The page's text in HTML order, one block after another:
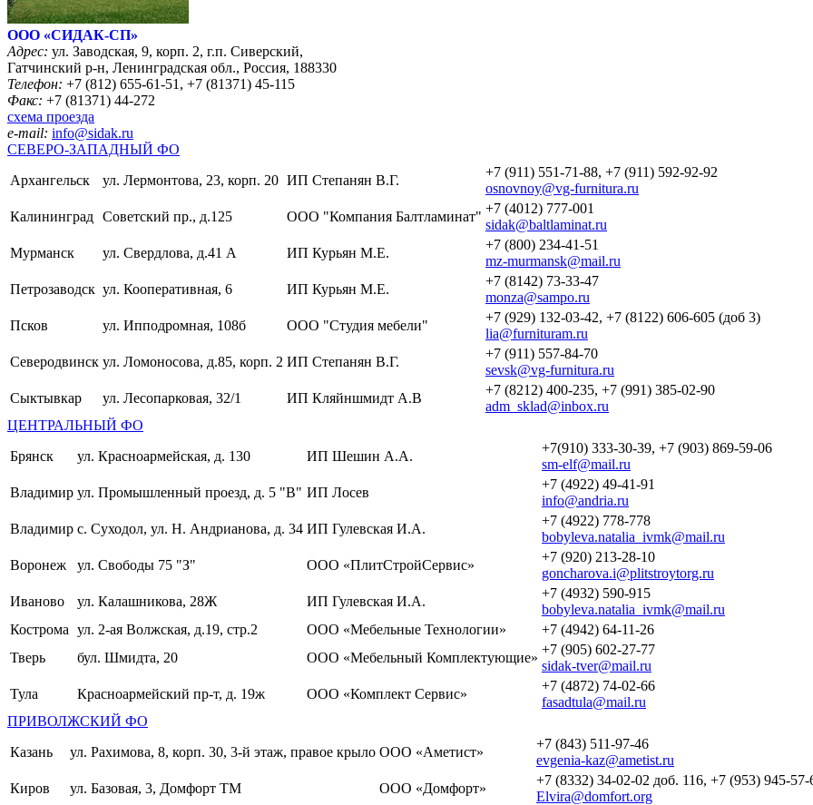
ООО «CИДАК-СП»
Адрес: ул. Заводская, 9, корп. 2, г.п. Сиверский,
Гатчинский р-н, Ленинградская обл., Россия, 188330
Телефон: +7 (812) 655-61-51, +7 (81371) 45-115
Факс: +7 (81371) 44-272
схема проезда
e-mail: info@sidak.ru
СЕВЕРО-ЗАПАДНЫЙ ФО
Архангельск
ул. Лермонтова, 23, корп. 20 ИП Степанян В.Г.
+7 (911) 551-71-88, +7 (911) 592-92-92
osnovnoy@vg-furnitura.ru
Калининград Советский пр., д.125 ООО "Компания Балтламинат"
+7 (4012) 777-001
sidak@baltlaminat.ru
Мурманск
ул. Свердлова, д.41 А ИП Курьян М.Е.
+7 (800) 234-41-51
mz-murmansk@mail.ru
Петрозаводск ул. Кооперативная, 6 ИП Курьян М.Е.
+7 (8142) 73-33-47
monza@sampo.ru
Псков
ул. Ипподромная, 108б ООО "Студия мебели"
+7 (929) 132-03-42, +7 (8122) 606-605 (доб 3)
lia@furnituram.ru
Северодвинск ул. Ломоносова, д.85, корп. 2 ИП Степанян В.Г.
+7 (911) 557-84-70
sevsk@vg-furnitura.ru
Сыктывкар
ул. Лесопарковая, 32/1 ИП Кляйншмидт А.В
+7 (8212) 400-235, +7 (991) 385-02-90
adm_sklad@inbox.ru
ЦЕНТРАЛЬНЫЙ ФО
Брянск
ул. Красноармейская, д. 130 ИП Шешин А.А.
+7(910) 333-30-39, +7 (903) 869-59-06
sm-elf@mail.ru
Владимир ул. Промышленный проезд, д. 5 "В" ИП Лосев
+7 (4922) 49-41-91
info@andria.ru
Владимир с. Суходол, ул. Н. Андрианова, д. 34 ИП Гулевская И.А.
+7 (4922) 778-778
bobyleva.natalia_ivmk@mail.ru
Воронеж
ул. Свободы 75 "З" ООО «ПлитСтройСервис»
+7 (920) 213-28-10
goncharova.i@plitstroytorg.ru
Иваново
ул. Калашникова, 28Ж ИП Гулевская И.А.
+7 (4932) 590-915
bobyleva.natalia_ivmk@mail.ru
Кострома ул. 2-ая Волжская, д.19, стр.2 ООО «Мебельные Технологии»
+7 (4942) 64-11-26
Тверь
бул. Шмидта, 20 ООО «Мебельный Комплектующие»
+7 (905) 602-27-77
sidak-tver@mail.ru
Тула
Красноармейский пр-т, д. 19ж ООО «Комплект Сервис»
+7 (4872) 74-02-66
fasadtula@mail.ru
ПРИВОЛЖСКИЙ ФО
Казань
ул. Рахимова, 8, корп. 30, 3-й этаж, правое крыло ООО «Аметист»
+7 (843) 511-97-46
evgenia-kaz@ametist.ru
Киров
ул. Базовая, 3, Домфорт ТМ ООО «Домфорт»
+7 (8332) 34-02-02 доб. 116, +7 (953) 945-57-
Elvira@domfort.org